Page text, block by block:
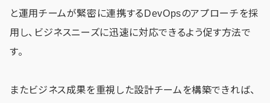
と運用チームが緊密に連携するDevOpsのアプローチを採
用し、ビジネスニーズに迅速に対応できるよう促す方法で
す。
またビジネス成果を重視した設計チームを構築できれば、